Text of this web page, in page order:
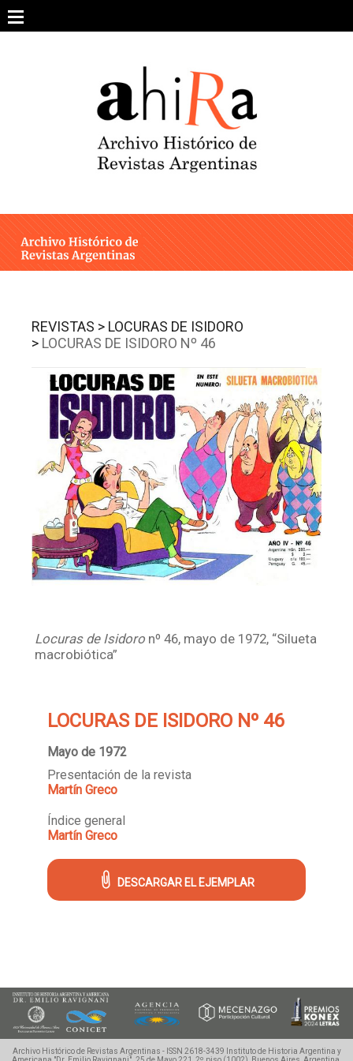
content
ARCHIVO DE REVISTAS
ESTUDIOS CRÍTICOS
INTEGRANTES
CONTACTO
Facebook
Instagram
Twitter
Mail
REVISTAS > LOCURAS DE ISIDORO
> LOCURAS DE ISIDORO Nº 46
Locuras de Isidoro nº 46, mayo de 1972, “Silueta
macrobiótica”
LOCURAS DE ISIDORO Nº 46
Mayo de 1972
Presentación de la revista
Martín Greco
Índice general
Martín Greco
DESCARGAR EL EJEMPLAR
Archivo Histórico de Revistas Argentinas - ISSN 2618-3439
Instituto de Historia Argentina y